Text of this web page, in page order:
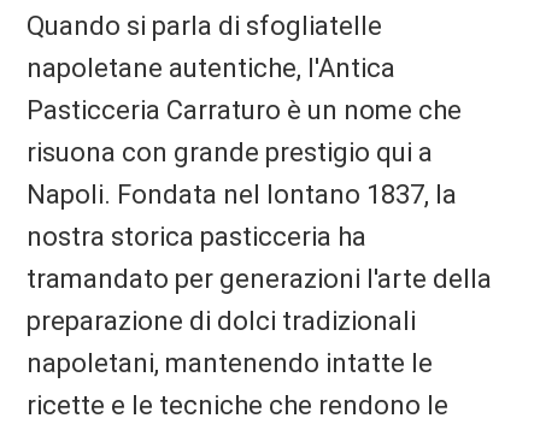
Quando si parla di sfogliatelle
napoletane autentiche, l'Antica
Pasticceria Carraturo è un nome che
risuona con grande prestigio qui a
Napoli. Fondata nel lontano 1837, la
nostra storica pasticceria ha
tramandato per generazioni l'arte della
preparazione di dolci tradizionali
napoletani, mantenendo intatte le
ricette e le tecniche che rendono le